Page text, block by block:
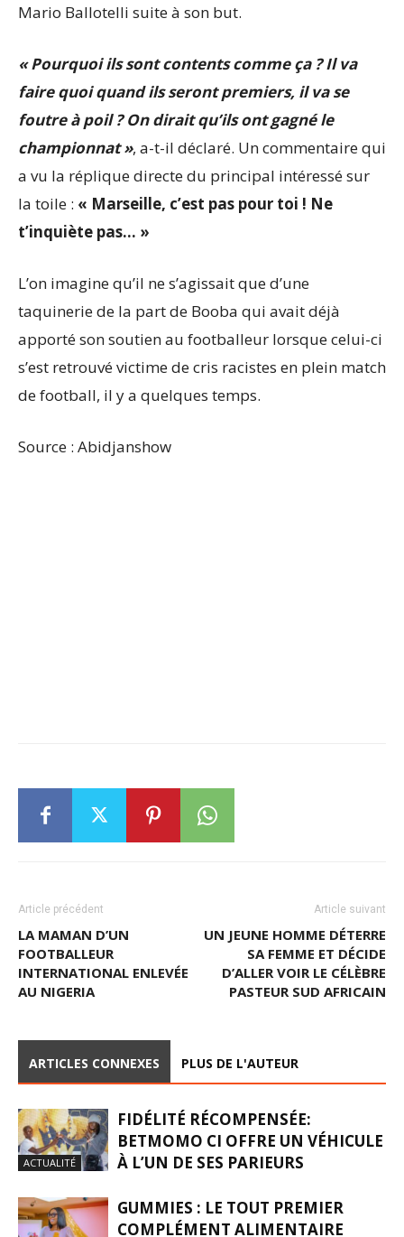
Mario Ballotelli suite à son but.
« Pourquoi ils sont contents comme ça ? Il va
faire quoi quand ils seront premiers, il va se
foutre à poil ? On dirait qu’ils ont gagné le
championnat », a-t-il déclaré. Un commentaire qui
a vu la réplique directe du principal intéressé sur
la toile : « Marseille, c’est pas pour toi ! Ne
t’inquiète pas… »
L’on imagine qu’il ne s’agissait que d’une
taquinerie de la part de Booba qui avait déjà
apporté son soutien au footballeur lorsque celui-ci
s’est retrouvé victime de cris racistes en plein match
de football, il y a quelques temps.
Source : Abidjanshow
Article précédent
LA MAMAN D’UN
FOOTBALLEUR
INTERNATIONAL ENLEVÉE
AU NIGERIA
Article suivant
UN JEUNE HOMME DÉTERRE
SA FEMME ET DÉCIDE
D’ALLER VOIR LE CÉLÈBRE
PASTEUR SUD AFRICAIN
ARTICLES CONNEXES PLUS DE L'AUTEUR
ACTUALITÉ
FIDÉLITÉ RÉCOMPENSÉE:
BETMOMO CI OFFRE UN VÉHICULE
À L’UN DE SES PARIEURS
GUMMIES : LE TOUT PREMIER
COMPLÉMENT ALIMENTAIRE